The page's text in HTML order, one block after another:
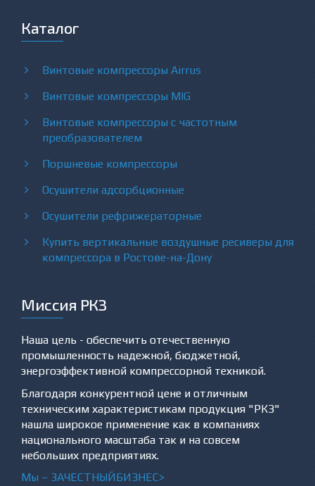
Каталог
Винтовые компрессоры Airrus
Винтовые компрессоры MIG
Винтовые компрессоры с частотным
преобразователем
Поршневые компрессоры
Осушители адсорбционные
Осушители рефрижераторные
Купить вертикальные воздушные ресиверы для
компрессора в Ростове-на-Дону
Миссия РКЗ
Наша цель - обеспечить отечественную
промышленность надежной, бюджетной,
энергоэффективной компрессорной техникой.
Благодаря конкурентной цене и отличным
техническим характеристикам продукция "РКЗ"
нашла широкое применение как в компаниях
национального масштаба так и на совсем
небольших предприятиях.
Мы – ЗАЧЕСТНЫЙБИЗНЕС>